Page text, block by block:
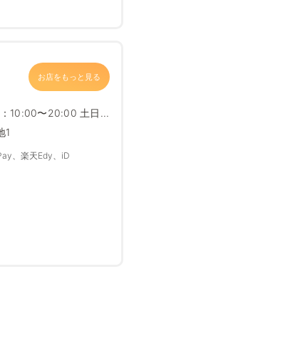
お店をもっと見る
10:00〜20:00 土日...
1
、楽天Edy、iD